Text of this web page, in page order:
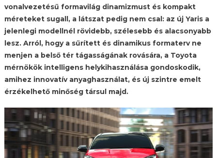
vonalvezetésű formavilág dinamizmust és kompakt
méreteket sugall, a látszat pedig nem csal: az új Yaris a
jelenlegi modellnél rövidebb, szélesebb és alacsonyabb
lesz. Arról, hogy a sűrített és dinamikus formaterv ne
menjen a belső tér tágasságának rovására, a Toyota
mérnökök intelligens helykihasználása gondoskodik,
amihez innovatív anyaghasználat, és új szintre emelt
érzékelhető minőség társul majd.